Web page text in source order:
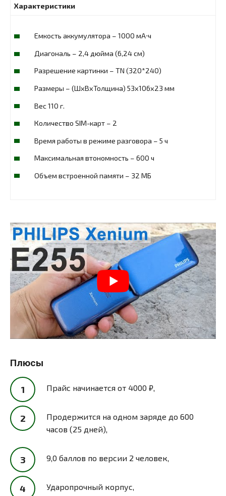
Характеристики
Емкость аккумулятора – 1000 мА⋅ч
Диагональ – 2,4 дюйма (6,24 см)
Разрешение картинки – TN (320*240)
Размеры – (ШxВxТолщина) 53x106x23 мм
Вес 110 г.
Количество SIM-карт – 2
Время работы в режиме разговора – 5 ч
Максимальная втономность – 600 ч
Объем встроенной памяти – 32 МБ
Плюсы
Прайс начинается от 4000 ₽,
Продержится на одном заряде до 600
часов (25 дней),
9,0 баллов по версии 2 человек,
Ударопрочный корпус,